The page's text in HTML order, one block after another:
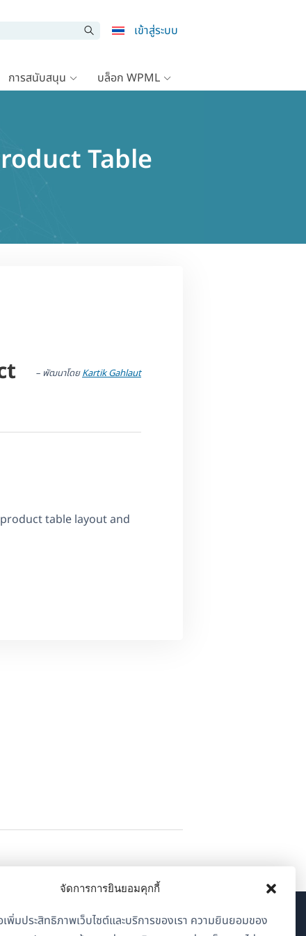
จัดการการยินยอมคุกกี้
เพิ่มประสิทธิภาพเว็บไซต์และบริการของเรา ความยินยอมของ
เข้าสู่ระบบ
การสนับสนุน บล็อก WPML
Table
– พัฒนาโดยKartik Gahlaut
table layout and